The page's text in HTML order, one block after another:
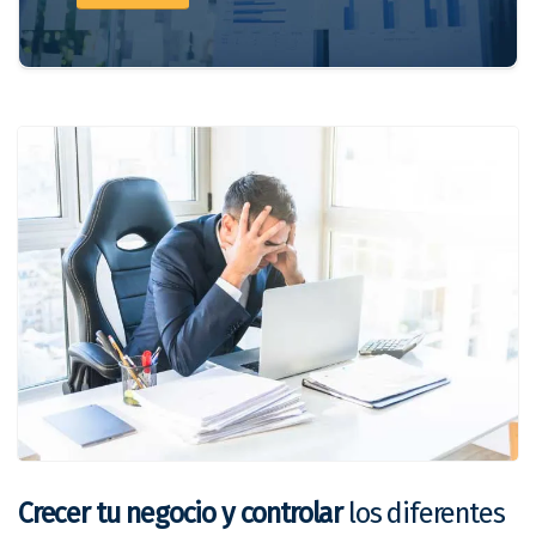
Crecer tu negocio y controlarlos diferentes